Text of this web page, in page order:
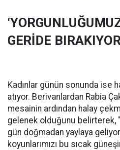
GERİDE
Kadınlar günün sonunda ise
atıyor. Berivanlardan Rabia
mesainin ardından halay
gelenek olduğunu belirterek,
gün doğmadan yaylaya
koyunlarımızı bu sıcak